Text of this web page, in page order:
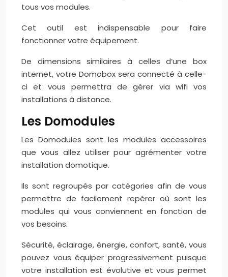
tous vos modules.
Cet outil est indispensable pour faire
fonctionner votre équipement.
De dimensions similaires à celles d’une box
internet, votre Domobox sera connecté à celle-
ci et vous permettra de gérer via wifi vos
installations à distance.
Les Domodules
Les Domodules sont les modules accessoires
que vous allez utiliser pour agrémenter votre
installation domotique.
Ils sont regroupés par catégories afin de vous
permettre de facilement repérer où sont les
modules qui vous conviennent en fonction de
vos besoins.
Sécurité, éclairage, énergie, confort, santé, vous
pouvez vous équiper progressivement puisque
votre installation est évolutive et vous permet